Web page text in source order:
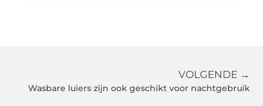
VOLGENDE →
Wasbare luiers zijn ook geschikt voor nachtgebruik